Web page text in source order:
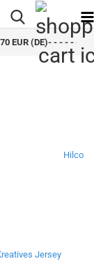
(DE)- - - - - - - -
Hilco